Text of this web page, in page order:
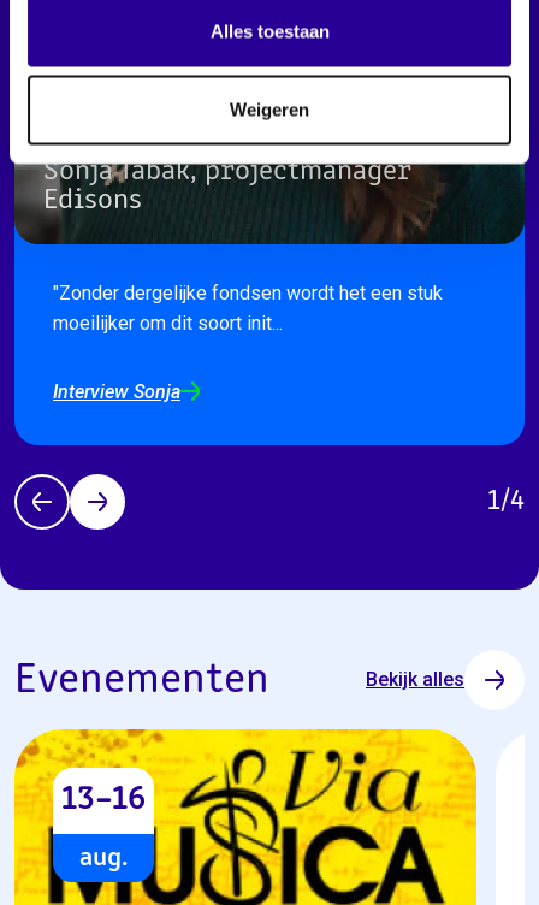
Alles toestaan
Weigeren
Sonja Tabak, projectmanager
Edisons
"Zonder dergelijke fondsen wordt het een stuk
moeilijker om dit soort init...
Interview Sonja
1/4
Evenementen Bekijk alles
13–16
aug.